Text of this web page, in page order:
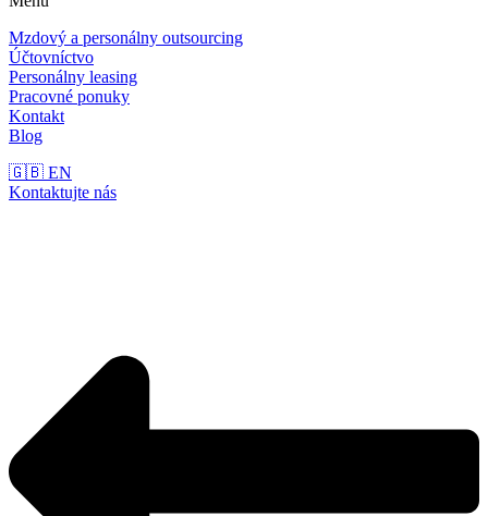
Mzdový a personálny outsourcing
Účtovníctvo
Personálny leasing
Pracovné ponuky
Kontakt
Blog
🇬🇧 EN
Kontaktujte nás